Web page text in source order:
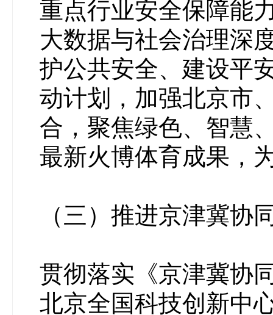
重点行业安全保障能
大数据与社会治理深
护公共安全、建设平
动计划，加强北京市
合，聚焦绿色、智慧
最新火博体育成果，
（三）推进京津冀协
贯彻落实《京津冀协
北京全国科技创新中